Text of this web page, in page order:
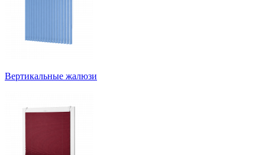
Вертикальные жалюзи